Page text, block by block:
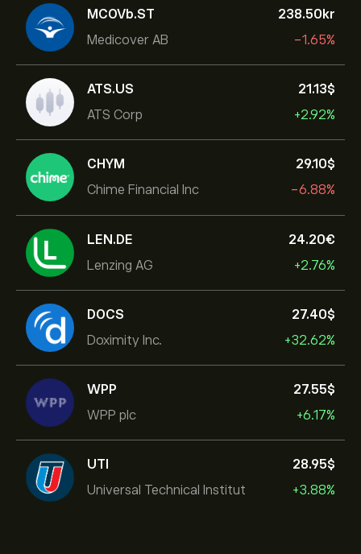
MCOVb.ST
Medicover AB
238.50‎kr‎
-1.65%
ATS.US
ATS Corp
21.13‎$‎
+2.92%
CHYM
Chime Financial Inc
29.10‎$‎
-6.88%
LEN.DE
Lenzing AG
24.20‎€‎
+2.76%
DOCS
Doximity Inc.
27.40‎$‎
+32.62%
WPP
WPP plc
27.55‎$‎
+6.17%
UTI
Universal Technical Institut
28.95‎$‎
+3.88%